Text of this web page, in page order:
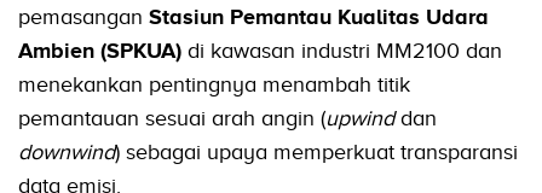
pemasangan Stasiun Pemantau Kualitas Udara
Ambien (SPKUA) di kawasan industri MM2100 dan
menekankan pentingnya menambah titik
pemantauan sesuai arah angin (upwinddan
downwind) sebagai upaya memperkuat transparansi
data emisi.